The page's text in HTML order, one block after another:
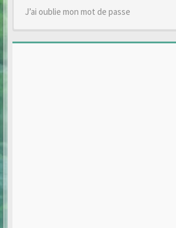
J’ai oublie mon mot de passe